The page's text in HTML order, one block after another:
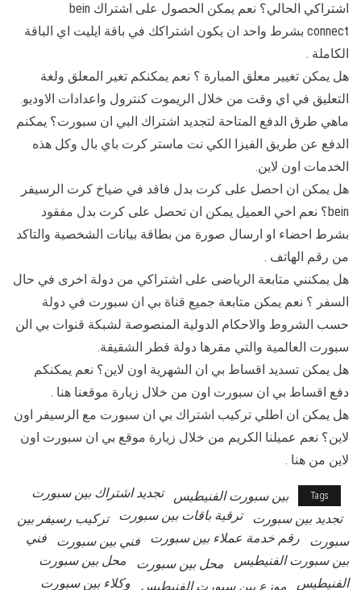
اشتراكي الحالي؟ نعم يمكن الحصول على اشتراك bein
connect بشرط واحد ان يكون اشتراكك في باقة ايليت اي الباقة
الكاملة .
هل يمكن تغيير معلق المبارة ؟ نعم يمكنكم تغير المعلق ولغة
التعليق في اي وقت من خلال الريموت كنترول واعدادات الاوديو.
ماهي طرق الدفع المتاحة لتجديد اشتراك البي ان سبورت؟ يمكنم
الدفع عن طريق الفيزا الكي نت ماستر كرت باي بال وكل هذه
الخدمات اون لاين.
هل يمكن ان احصل على كرت بدل فاقد في ضياخ كرت الرسيفر
bein؟ نعم اخي العميل يمكن ان تحصل على كرت بدل مفقود
بشرط احضاء او ارسال صورة من بطاقة بيانات الشخصية والتاكد
من رقم الهاتف .
هل يمكنني متابعة الرياضى على اشتراكي من دولة اخرى في حال
السفر ؟ نعم يمكن متابعة جميع قناة بي ان سبورت في دولة
حسب الشروط والاحكام الدولية المنصوصة لشبكة قنوات بي الن
سبورت العالمية والتي مقرها دولة قطر الشقيقة.
هل يمكن تسديد اقساط بي ان الشهرية اون لاين؟ نعم يمكنكم
دفع اقساط بي ان سبورت اون من خلال زيارة موقعنا هنا .
هل يمكن ان اطلي تركيب اشتراك بي ان سبورت مع الرسيفر اون
لاين؟ نعم عميلنا الكريم من خلال زيارة موقع بي ان سبورت اون
لاين من هنا .
Tags بين سبورت الفنيطيس
تجديد اشتراك بين سبورت
تجديد بين سبورت
ترقية باقات بين سبورت
تركيب رسيفر بين
سبورت
رقم خدمة عملاء بين سبورت فني بين سبورت
فني
بين سبورت الفنيطيس
محل بين سبورت
محل بين سبورت
الفنيطيس
موزع بين سبورت الفنيطيس
وكلاء بين سبورت